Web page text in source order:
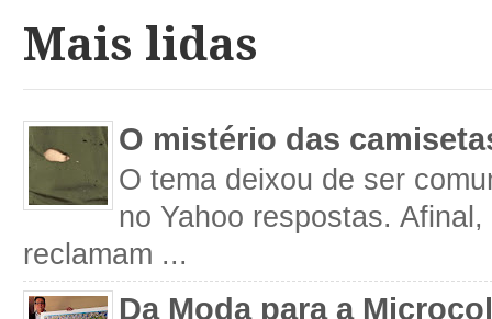
Mais lidas
O mistério das
O tema deixou de ser
no Yahoo respostas.
reclamam ...
Da Moda para a